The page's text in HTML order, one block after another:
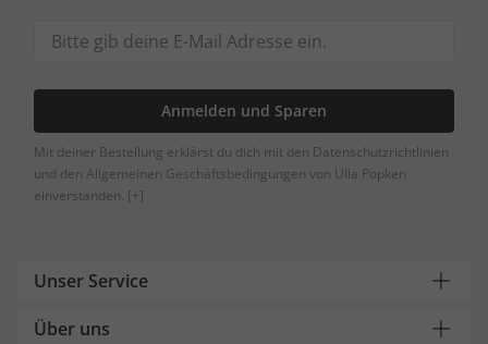
Anmelden und Sparen
Mit deiner Bestellung erklärst du dich mit den Datenschutzrichtlinien
und den Allgemeinen Geschäftsbedingungen von Ulla Popken
einverstanden. [+]
Unser Service
Über uns